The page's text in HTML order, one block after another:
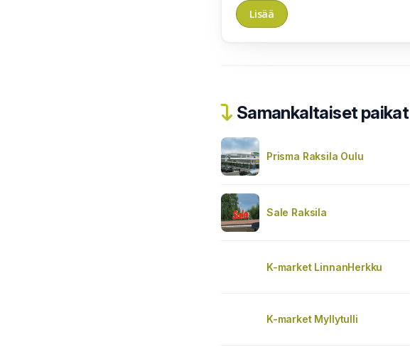
Samankaltaiset paikat
Prisma Raksila Oulu
Sale Raksila
K-market LinnanHerkku
K-market Myllytulli